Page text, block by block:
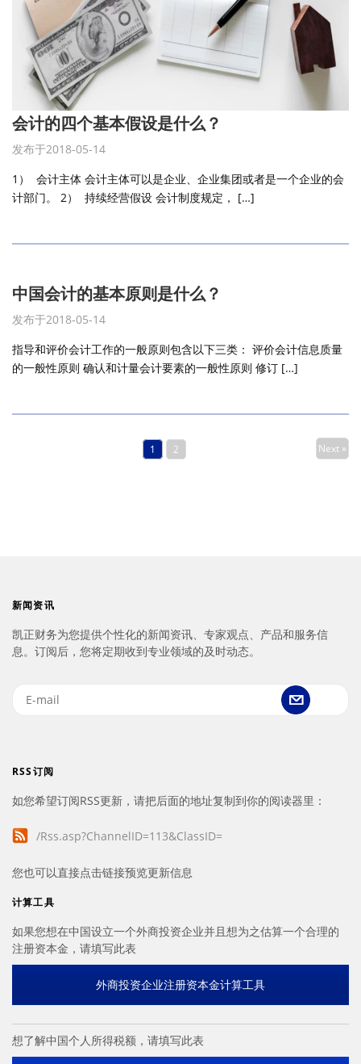
会计的四个基本假设是什么？
发布于2018-05-14
1） 会计主体 会计主体可以是企业、企业集团或者是一个企业的会
计部门。 2） 持续经营假设 会计制度规定， […]
中国会计的基本原则是什么？
发布于2018-05-14
指导和评价会计工作的一般原则包含以下三类： 评价会计信息质量
的一般性原则 确认和计量会计要素的一般性原则 修订 […]
1 2 Next »
新闻资讯
凯正财务为您提供个性化的新闻资讯、专家观点、产品和服务信
息。订阅后，您将定期收到专业领域的及时动态。
RSS订阅
如您希望订阅RSS更新，请把后面的地址复制到你的阅读器里：
/Rss.asp?ChannelID=113&ClassID=
您也可以直接点击链接预览更新信息
计算工具
如果您想在中国设立一个外商投资企业并且想为之估算一个合理的
注册资本金，请填写此表
外商投资企业注册资本金计算工具
想了解中国个人所得税额，请填写此表